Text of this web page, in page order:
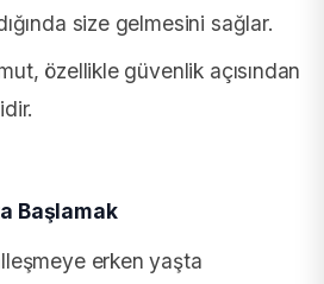
size gelmesini sağlar.
özellikle güvenlik açısından
Başlamak
erken yaşta